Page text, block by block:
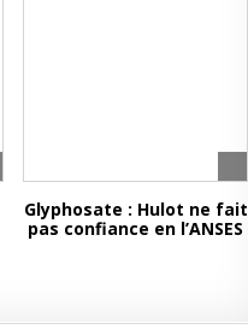
Glyphosate : Hulot ne fait
pas confiance en l’ANSES